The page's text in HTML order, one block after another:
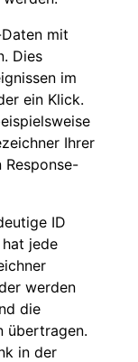
mit
Dies
im
ein Klick.
Ihrer
Response-
ID
jede
werden
die
übertragen.
in der